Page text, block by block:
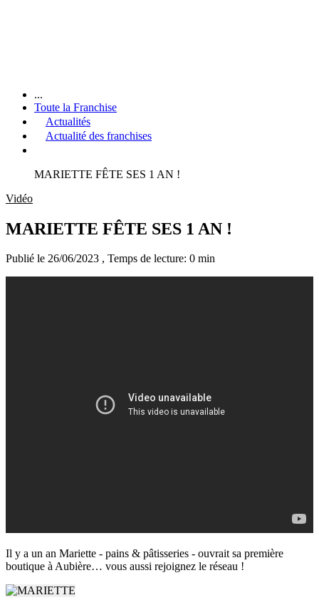
...
Toute la Franchise
Actualités
Actualité des franchises
MARIETTE FÊTE SES 1 AN !
Vidéo
MARIETTE FÊTE SES 1 AN !
Publié le 26/06/2023 , Temps de lecture: 0 min
Il y a un an Mariette - pains & pâtisseries - ouvrait sa première
boutique à Aubière… vous aussi rejoignez le réseau !